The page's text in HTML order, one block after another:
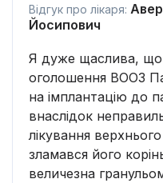
Відгук про лікаря:
Йосипович
Я дуже щаслива, що
оголошення ВООЗ
на імплантацію до
внаслідок
лікування
зламався його
величезна